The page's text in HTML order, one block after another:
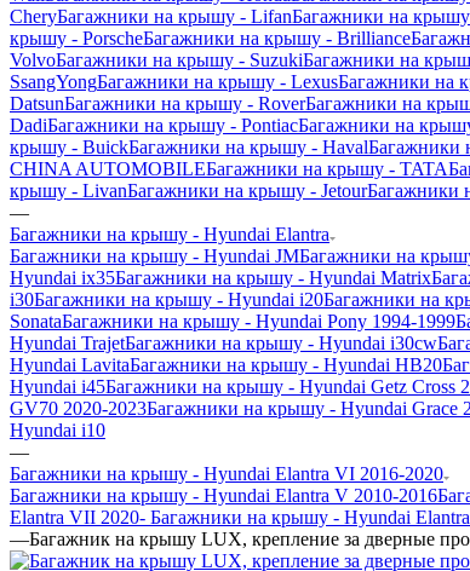
CheryБагажники на крышу - LifanБагажники на
крышу - PorscheБагажники на крышу - Brilliance
VolvoБагажники на крышу - SuzukiБагажники на
SsangYongБагажники на крышу - LexusБагажники на
DatsunБагажники на крышу - RoverБагажники на
DadiБагажники на крышу - PontiacБагажники на
крышу - BuickБагажники на крышу - HavalБагажники
CHINA AUTOMOBILEБагажники на крышу - TATA
крышу - LivanБагажники на крышу - JetourБагажники
—
Багажники на крышу - Hyundai Elantra
Багажники на крышу - Hyundai JMБагажники на
Hyundai ix35Багажники на крышу - Hyundai Matrix
i30Багажники на крышу - Hyundai i20Багажники на
SonataБагажники на крышу - Hyundai Pony 1994-1999
Hyundai TrajetБагажники на крышу - Hyundai i30cw
Hyundai LavitaБагажники на крышу - Hyundai HB20
Hyundai i45Багажники на крышу - Hyundai Getz Cross
GV70 2020-2023Багажники на крышу - Hyundai Grace
Hyundai i10
—
Багажники на крышу - Hyundai Elantra VI 2016-2020
Багажники на крышу - Hyundai Elantra V 2010-2016
Elantra VII 2020- Багажники на крышу - Hyundai
—Багажник на крышу LUX, крепление за дверные